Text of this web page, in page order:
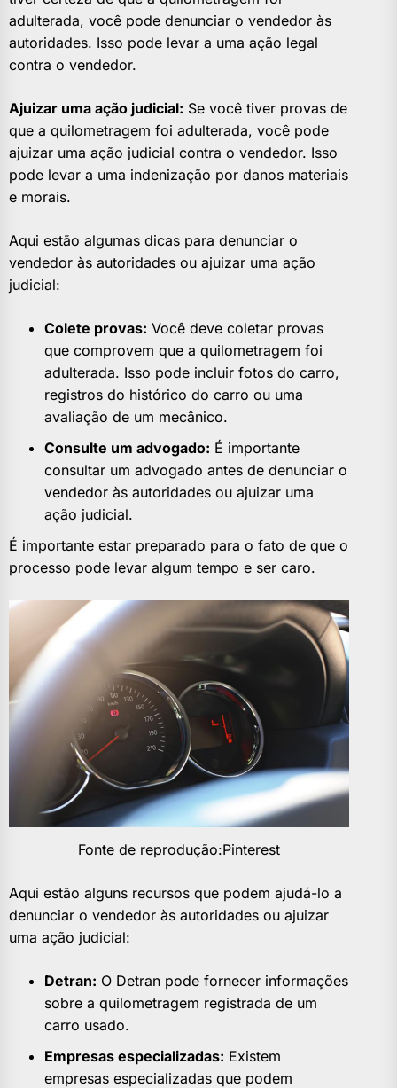
adulterada, você pode denunciar o vendedor às
autoridades. Isso pode levar a uma ação legal
contra o vendedor.
Ajuizar uma ação judicial: Se você tiver provas de
que a quilometragem foi adulterada, você pode
ajuizar uma ação judicial contra o vendedor. Isso
pode levar a uma indenização por danos materiais
e morais.
Aqui estão algumas dicas para denunciar o
vendedor às autoridades ou ajuizar uma ação
judicial:
Colete provas: Você deve coletar provas
que comprovem que a quilometragem foi
adulterada. Isso pode incluir fotos do carro,
registros do histórico do carro ou uma
avaliação de um mecânico.
Consulte um advogado: É importante
consultar um advogado antes de denunciar o
vendedor às autoridades ou ajuizar uma
ação judicial.
É importante estar preparado para o fato de que o
processo pode levar algum tempo e ser caro.
Fonte de reprodução:Pinterest
Aqui estão alguns recursos que podem ajudá-lo a
denunciar o vendedor às autoridades ou ajuizar
uma ação judicial:
Detran: O Detran pode fornecer informações
sobre a quilometragem registrada de um
carro usado.
Empresas especializadas: Existem
empresas especializadas que podem